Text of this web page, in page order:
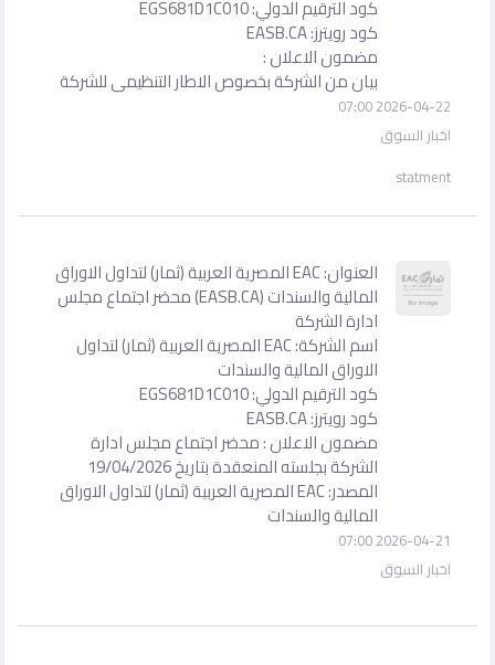
كود الترقيم الدولي: EGS681D1C010
كود رويترز: EASB.CA
مضمون الاعلان :
بيان من الشركة بخصوص الاطار التنظيمى للشركة
2026-04-22 07:00
اخبار السوق
statment
العنوان: EAC المصرية العربية (ثمار) لتداول الاوراق
المالية والسندات (EASB.CA) محضر اجتماع مجلس
ادارة الشركة
اسم الشركة: EAC المصرية العربية (ثمار) لتداول
الاوراق المالية والسندات
كود الترقيم الدولي: EGS681D1C010
كود رويترز: EASB.CA
مضمون الاعلان : محضر اجتماع مجلس ادارة
الشركة بجلسته المنعقدة بتاريخ 19/04/2026
المصدر: EAC المصرية العربية (ثمار) لتداول الاوراق
المالية والسندات
2026-04-21 07:00
اخبار السوق